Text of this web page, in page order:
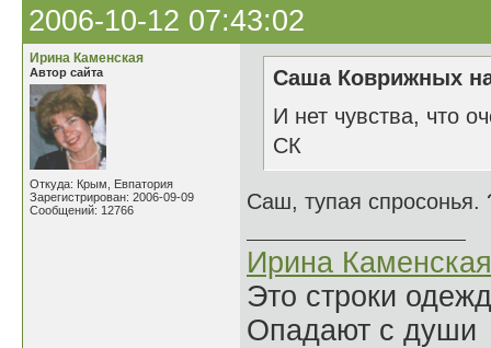
2006-10-12 07:43:02
Ирина Каменская
Автор сайта
Откуда: Крым, Евпатория
Зарегистрирован: 2006-09-09
Сообщений: 12766
Саша Коврижных
И нет чувства, что
СК
Саш, тупая спросонья.
Ирина Каменская
Это строки
Опадают с души